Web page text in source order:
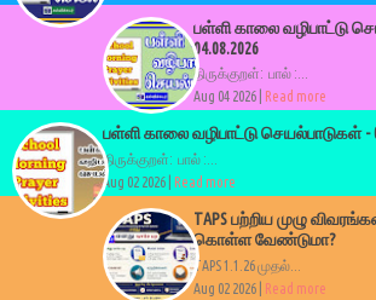
பள்ளி காலை வழிபாட்டு
04.08.2026
திருக்குறள்: பால் :...
Aug 04 2026 |
Read more
பள்ளி காலை வழிபாட்டு செயல்பாடுகள் -
திருக்குறள்: பால் :...
Aug 02 2026 | Read more
TAPS பற்றிய முழு
கொள்ள வேண்டுமா?
TAPS 1.1.26 முதல்...
Aug 02 2026 |
Read more